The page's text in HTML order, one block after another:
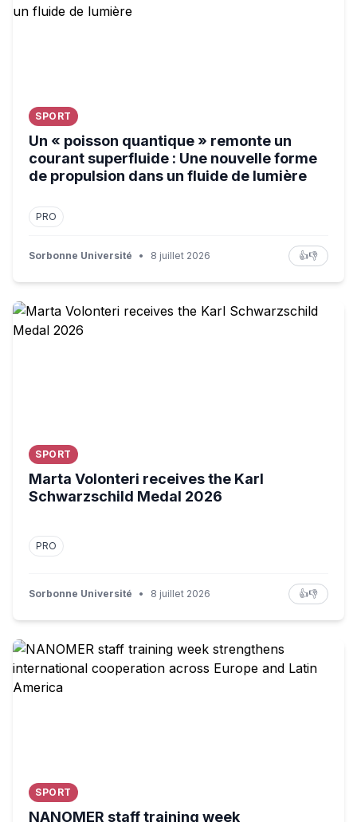
SPORT
Un « poisson quantique » remonte un
courant superfluide : Une nouvelle forme
de propulsion dans un fluide de lumière
PRO
Sorbonne Université • 8 juillet 2026 👍👎
Marta Volonteri receives the Karl Schwarzschild Medal
SPORT
Marta Volonteri receives the Karl
Schwarzschild Medal 2026
PRO
Sorbonne Université • 8 juillet 2026 👍👎
NANOMER staff training week strengthens
SPORT
NANOMER staff training week